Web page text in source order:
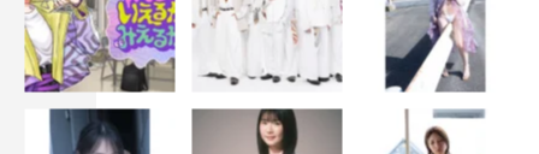
2021年1月13日(水)
2021年1月14日(木)
【OSAKA】
オリックス劇場